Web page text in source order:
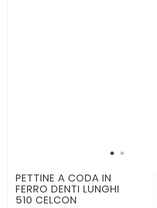
PETTINE A CODA IN
FERRO DENTI LUNGHI
510 CELCON